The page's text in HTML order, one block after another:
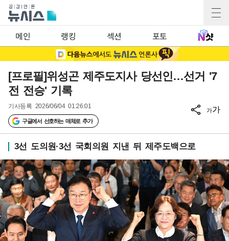
메인 랭킹 섹션 포토
[프로필]위성곤 제주도지사 당선인…선거 '7
전 전승' 기록
기사등록 2026/06/04 01:26:01
구글에서 선호하는 매체로 추가
가가
3선 도의원·3선 국회의원 지낸 뒤 제주도백으로